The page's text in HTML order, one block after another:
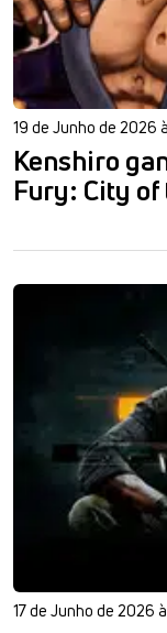
19 de Junho de 2026
Kenshiro
Fury: City
17 de Junho de 2026